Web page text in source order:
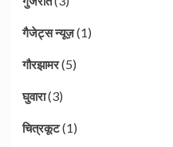
गैजेट्स न्यूज़(1)
गौरझामर(5)
घुवारा(3)
चित्रकूट(1)